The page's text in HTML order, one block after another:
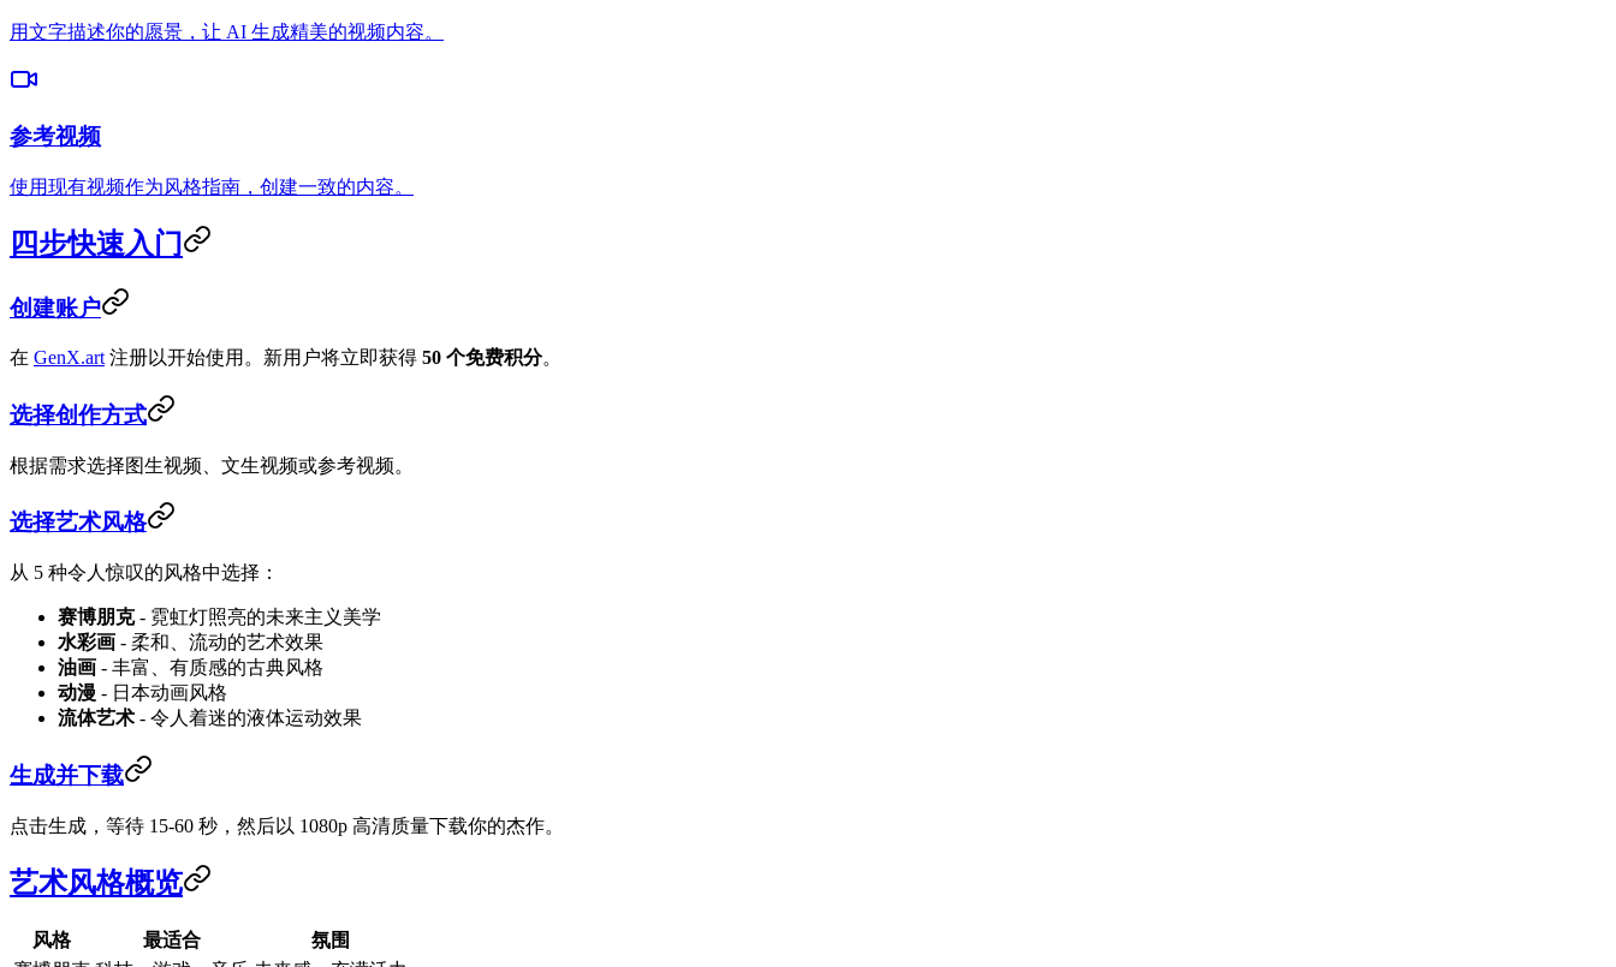
用文字描述你的愿景，让 AI 生成精美的视频内容。
参考视频
使用现有视频作为风格指南，创建一致的内容。
四步快速入门
创建账户
在 GenX.art 注册以开始使用。新用户将立即获得 50 个免费积分。
选择创作方式
根据需求选择图生视频、文生视频或参考视频。
选择艺术风格
从 5 种令人惊叹的风格中选择：
赛博朋克- 霓虹灯照亮的未来主义美学
水彩画 - 柔和、流动的艺术效果
油画 - 丰富、有质感的古典风格
动漫 - 日本动画风格
流体艺术 - 令人着迷的液体运动效果
生成并下载
点击生成，等待 15-60 秒，然后以 1080p 高清质量下载你的杰作。
艺术风格概览
风格 最适合
氛围